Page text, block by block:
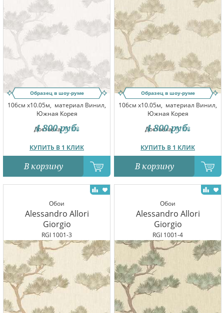
Образец в шоу-руме
106см x10.05м, материал Винил,
Южная Корея
Доставка:11.08
КУПИТЬ В 1 КЛИК
4 800 руб.
В корзину
Образец в шоу-руме
106см x10.05м, материал Винил,
Южная Корея
Доставка:11.08
КУПИТЬ В 1 КЛИК
4 800 руб.
В корзину
Обои
Alessandro Allori
Giorgio
RGI 1001-3
Обои
Alessandro Allori
Giorgio
RGI 1001-4